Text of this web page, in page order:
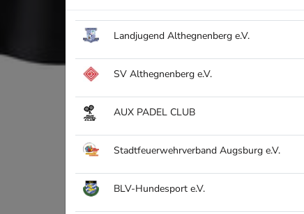
Landjugend Althegnenberg e.V.
SV Althegnenberg e.V.
AUX PADEL CLUB
Stadtfeuerwehrverband Augsburg e.V.
BLV-Hundesport e.V.